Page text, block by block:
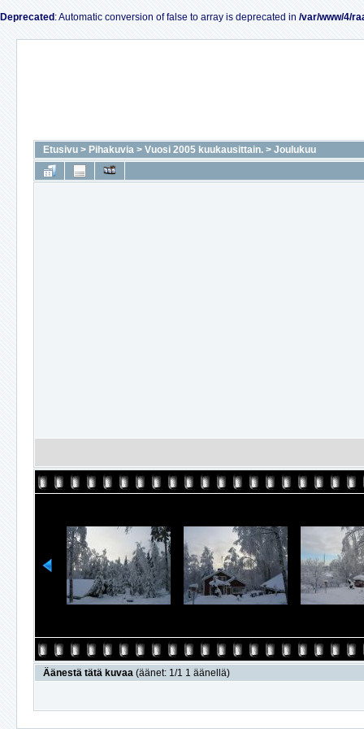
Deprecated : Automatic conversion of false to array is deprecated in /var/www/4/
Etusivu > Pihakuvia > Vuosi 2005 kuukausittain. > Joulukuu
Äänestä tätä kuvaa (äänet: 1/1 1 äänellä)